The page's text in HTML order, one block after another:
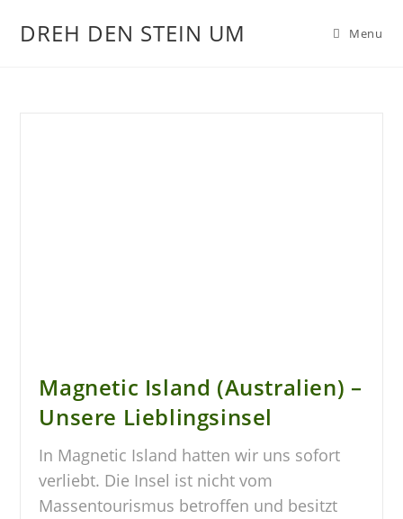
DREH DEN STEIN UM Menu
Magnetic Island (Australien) –
Unsere Lieblingsinsel
In Magnetic Island hatten wir uns sofort
verliebt. Die Insel ist nicht vom
Massentourismus betroffen und besitzt